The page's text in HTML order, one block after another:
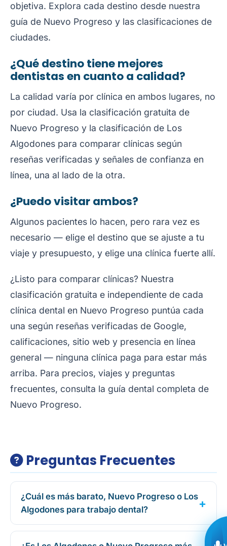
objetiva. Explora cada destino desde nuestra
guía de Nuevo Progreso y las clasificaciones de
ciudades.
¿Qué destino tiene mejores
dentistas en cuanto a calidad?
La calidad varía por clínica en ambos lugares, no
por ciudad. Usa la clasificación gratuita de
Nuevo Progreso y la clasificación de Los
Algodones para comparar clínicas según
reseñas verificadas y señales de confianza en
línea, una al lado de la otra.
¿Puedo visitar ambos?
Algunos pacientes lo hacen, pero rara vez es
necesario — elige el destino que se ajuste a tu
viaje y presupuesto, y elige una clínica fuerte allí.
¿Listo para comparar clínicas? Nuestra
clasificación gratuita e independiente de cada
clínica dental en Nuevo Progreso puntúa cada
una según reseñas verificadas de Google,
calificaciones, sitio web y presencia en línea
general — ninguna clínica paga para estar más
arriba. Para precios, viajes y preguntas
frecuentes, consulta la guía dental completa de
Nuevo Progreso.
Preguntas Frecuentes
¿Cuál es más barato, Nuevo Progreso o Los
Algodones para trabajo dental?